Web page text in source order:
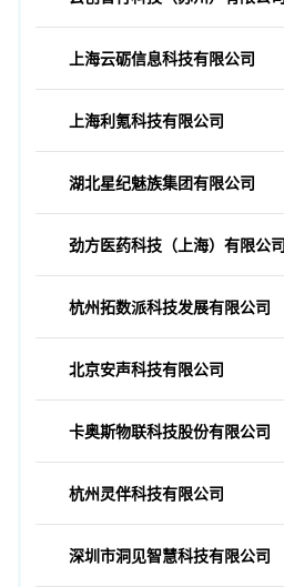
上海云砺信息科技有限公司
上海利氪科技有限公司
湖北星纪魅族集团有限公司
劲方医药科技（上海）有限公司
杭州拓数派科技发展有限公司
北京安声科技有限公司
卡奥斯物联科技股份有限公司
杭州灵伴科技有限公司
深圳市洞见智慧科技有限公司